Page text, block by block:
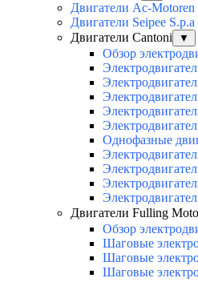
Двигатели Ac-Motoren
Двигатели Seipee S.p.a
Двигатели Cantoni
▼
Обзор
Однофазные
Двигатели Fulling
Обзор
Шаговые
Шаговые
Шаговые